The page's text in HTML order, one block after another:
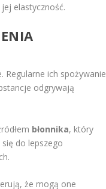
elastyczność.
Regularne ich spożywanie
odgrywają
błonnika, który
do lepszego
że mogą one